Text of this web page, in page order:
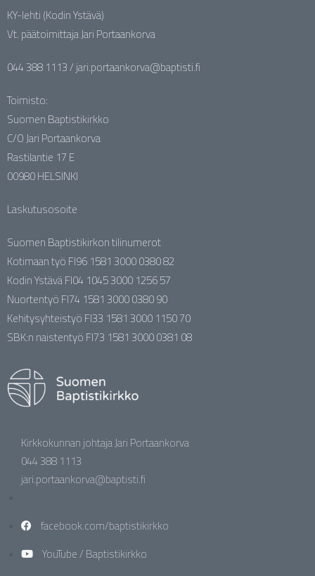
KY-lehti (Kodin Ystävä)
Vt. päätoimittaja Jari Portaankorva
044 388 1113 / jari.portaankorva@baptisti.fi
Toimisto:
Suomen Baptistikirkko
C/O Jari Portaankorva
Rastilantie 17 E
00980 HELSINKI
Laskutusosoite
Suomen Baptistikirkon tilinumerot
Kotimaan työ FI96 1581 3000 0380 82
Kodin Ystävä FI04 1045 3000 1256 57
Nuortentyö FI74 1581 3000 0380 90
Kehitysyhteistyö FI33 1581 3000 1150 70
SBK:n naistentyö FI73 1581 3000 0381 08
Kirkkokunnan johtaja Jari Portaankorva
044 388 1113
jari.portaankorva@baptisti.fi
facebook.com/baptistikirkko
YouTube / Baptistikirkko